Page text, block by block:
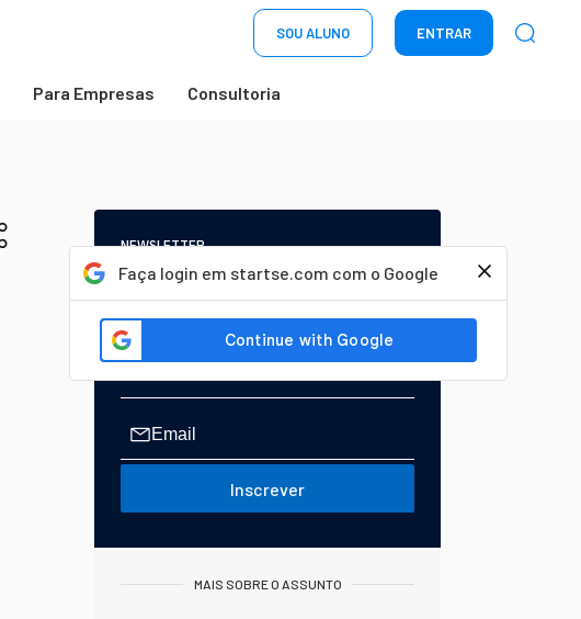
SOU ALUNO ENTRAR
Para Empresas Consultoria
Faça login em startse.com com o Google
NEWSLETTER
Start Seu dia:
A Newsletter do AGORA!
Inscrever
MAIS SOBRE O ASSUNTO